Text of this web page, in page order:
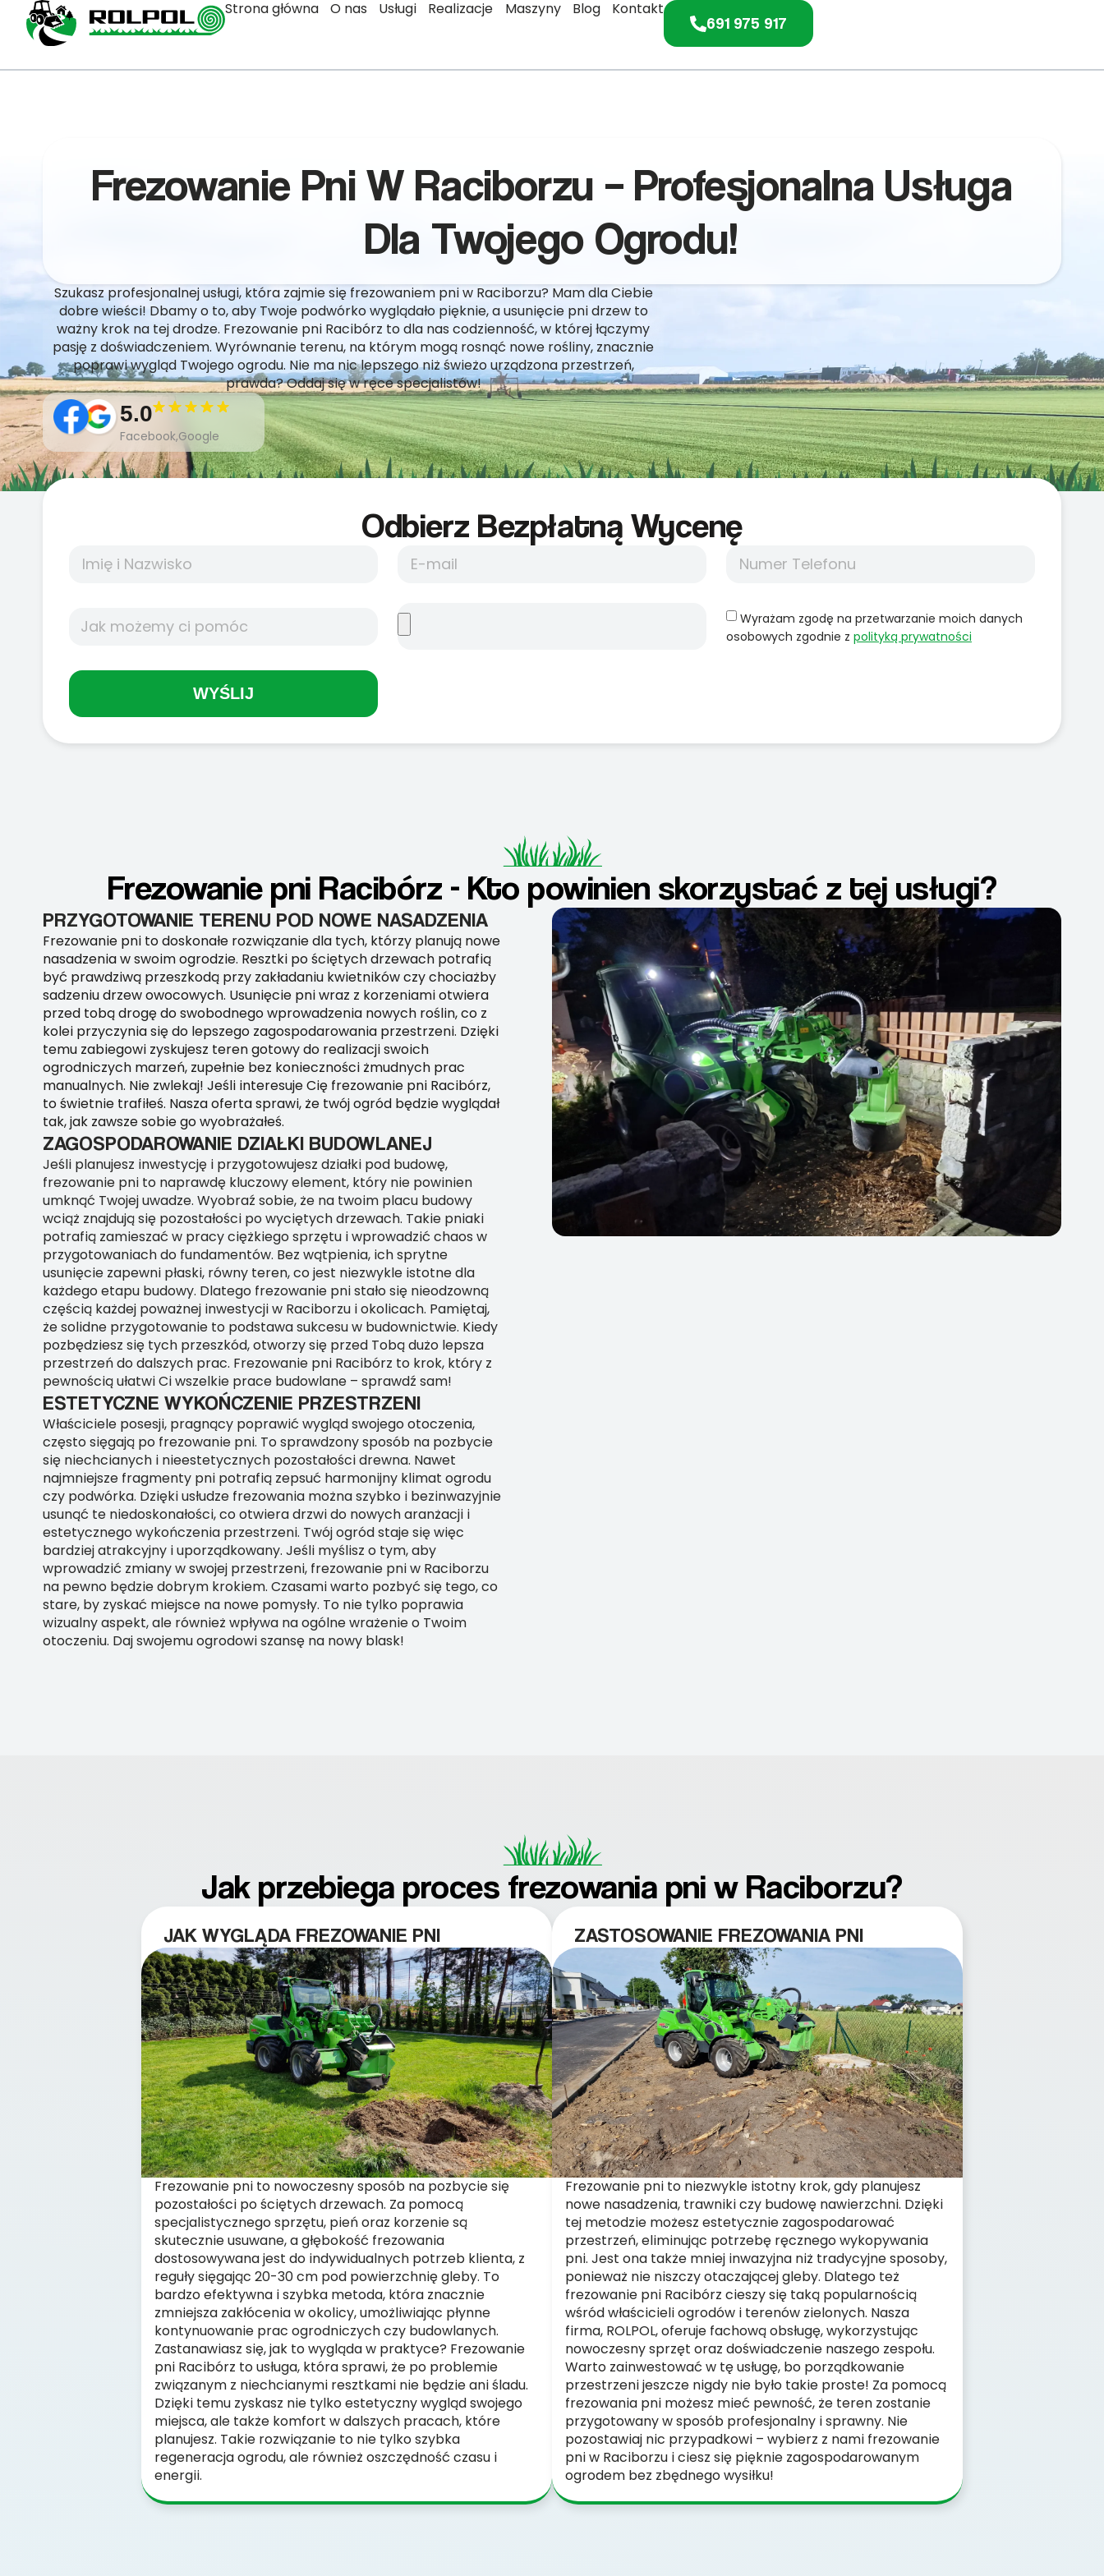
Strona główna O nas Usługi Realizacje Maszyny Blog Kontakt
691 975 917
Frezowanie Pni W Raciborzu – Profesjonalna Usługa
Dla Twojego Ogrodu!
Szukasz profesjonalnej usługi, która zajmie się frezowaniem pni w Raciborzu? Mam dla Ciebie
dobre wieści! Dbamy o to, aby Twoje podwórko wyglądało pięknie, a usunięcie pni drzew to
ważny krok na tej drodze. Frezowanie pni Racibórz to dla nas codzienność, w której łączymy
pasję z doświadczeniem. Wyrównanie terenu, na którym mogą rosnąć nowe rośliny, znacznie
poprawi wygląd Twojego ogrodu. Nie ma nic lepszego niż świeżo urządzona przestrzeń,
prawda? Oddaj się w ręce specjalistów!
5.0
Facebook,Google
Odbierz Bezpłatną Wycenę
Wyrażam zgodę na przetwarzanie moich danych
osobowych zgodnie z polityką prywatności
WYŚLIJ
Frezowanie pni Racibórz - Kto powinien skorzystać z tej usługi?
PRZYGOTOWANIE TERENU POD NOWE NASADZENIA
Frezowanie pni to doskonałe rozwiązanie dla tych, którzy planują nowe
nasadzenia w swoim ogrodzie. Resztki po ściętych drzewach potrafią
być prawdziwą przeszkodą przy zakładaniu kwietników czy chociażby
sadzeniu drzew owocowych. Usunięcie pni wraz z korzeniami otwiera
przed tobą drogę do swobodnego wprowadzenia nowych roślin, co z
kolei przyczynia się do lepszego zagospodarowania przestrzeni. Dzięki
temu zabiegowi zyskujesz teren gotowy do realizacji swoich
ogrodniczych marzeń, zupełnie bez konieczności żmudnych prac
manualnych. Nie zwlekaj! Jeśli interesuje Cię frezowanie pni Racibórz,
to świetnie trafiłeś. Nasza oferta sprawi, że twój ogród będzie wyglądał
tak, jak zawsze sobie go wyobrażałeś.
ZAGOSPODAROWANIE DZIAŁKI BUDOWLANEJ
Jeśli planujesz inwestycję i przygotowujesz działki pod budowę,
frezowanie pni to naprawdę kluczowy element, który nie powinien
umknąć Twojej uwadze. Wyobraź sobie, że na twoim placu budowy
wciąż znajdują się pozostałości po wyciętych drzewach. Takie pniaki
potrafią zamieszać w pracy ciężkiego sprzętu i wprowadzić chaos w
przygotowaniach do fundamentów. Bez wątpienia, ich sprytne
usunięcie zapewni płaski, równy teren, co jest niezwykle istotne dla
każdego etapu budowy. Dlatego frezowanie pni stało się nieodzowną
częścią każdej poważnej inwestycji w Raciborzu i okolicach. Pamiętaj,
że solidne przygotowanie to podstawa sukcesu w budownictwie. Kiedy
pozbędziesz się tych przeszkód, otworzy się przed Tobą dużo lepsza
przestrzeń do dalszych prac. Frezowanie pni Racibórz to krok, który z
pewnością ułatwi Ci wszelkie prace budowlane – sprawdź sam!
ESTETYCZNE WYKOŃCZENIE PRZESTRZENI
Właściciele posesji, pragnący poprawić wygląd swojego otoczenia,
często sięgają po frezowanie pni. To sprawdzony sposób na pozbycie
się niechcianych i nieestetycznych pozostałości drewna. Nawet
najmniejsze fragmenty pni potrafią zepsuć harmonijny klimat ogrodu
czy podwórka. Dzięki usłudze frezowania można szybko i bezinwazyjnie
usunąć te niedoskonałości, co otwiera drzwi do nowych aranżacji i
estetycznego wykończenia przestrzeni. Twój ogród staje się więc
bardziej atrakcyjny i uporządkowany. Jeśli myślisz o tym, aby
wprowadzić zmiany w swojej przestrzeni, frezowanie pni w Raciborzu
na pewno będzie dobrym krokiem. Czasami warto pozbyć się tego, co
stare, by zyskać miejsce na nowe pomysły. To nie tylko poprawia
wizualny aspekt, ale również wpływa na ogólne wrażenie o Twoim
otoczeniu. Daj swojemu ogrodowi szansę na nowy blask!
Jak przebiega proces frezowania pni w Raciborzu?
JAK WYGLĄDA FREZOWANIE PNI
Frezowanie pni to nowoczesny sposób na pozbycie się
pozostałości po ściętych drzewach. Za pomocą
specjalistycznego sprzętu, pień oraz korzenie są
skutecznie usuwane, a głębokość frezowania
dostosowywana jest do indywidualnych potrzeb klienta, z
reguły sięgając 20-30 cm pod powierzchnię gleby. To
bardzo efektywna i szybka metoda, która znacznie
zmniejsza zakłócenia w okolicy, umożliwiając płynne
kontynuowanie prac ogrodniczych czy budowlanych.
Zastanawiasz się, jak to wygląda w praktyce? Frezowanie
pni Racibórz to usługa, która sprawi, że po problemie
związanym z niechcianymi resztkami nie będzie ani śladu.
Dzięki temu zyskasz nie tylko estetyczny wygląd swojego
miejsca, ale także komfort w dalszych pracach, które
planujesz. Takie rozwiązanie to nie tylko szybka
regeneracja ogrodu, ale również oszczędność czasu i
energii.
ZASTOSOWANIE FREZOWANIA PNI
Frezowanie pni to niezwykle istotny krok, gdy planujesz
nowe nasadzenia, trawniki czy budowę nawierzchni. Dzięki
tej metodzie możesz estetycznie zagospodarować
przestrzeń, eliminując potrzebę ręcznego wykopywania
pni. Jest ona także mniej inwazyjna niż tradycyjne sposoby,
ponieważ nie niszczy otaczającej gleby. Dlatego też
frezowanie pni Racibórz cieszy się taką popularnością
wśród właścicieli ogrodów i terenów zielonych. Nasza
firma, ROLPOL, oferuje fachową obsługę, wykorzystując
nowoczesny sprzęt oraz doświadczenie naszego zespołu.
Warto zainwestować w tę usługę, bo porządkowanie
przestrzeni jeszcze nigdy nie było takie proste! Za pomocą
frezowania pni możesz mieć pewność, że teren zostanie
przygotowany w sposób profesjonalny i sprawny. Nie
pozostawiaj nic przypadkowi – wybierz z nami frezowanie
pni w Raciborzu i ciesz się pięknie zagospodarowanym
ogrodem bez zbędnego wysiłku!